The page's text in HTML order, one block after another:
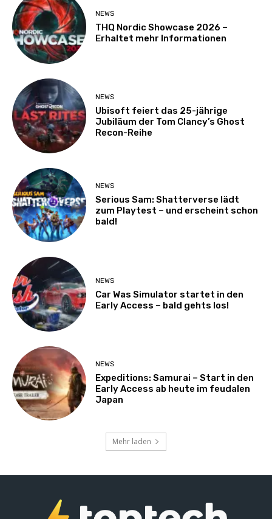
NEWS
THQ Nordic Showcase 2026 –
Erhaltet mehr Informationen
NEWS
Ubisoft feiert das 25-jährige
Jubiläum der Tom Clancy’s Ghost
Recon-Reihe
NEWS
Serious Sam: Shatterverse lädt
zum Playtest – und erscheint schon
bald!
NEWS
Car Was Simulator startet in den
Early Access – bald gehts los!
NEWS
Expeditions: Samurai – Start in den
Early Access ab heute im feudalen
Japan
Mehr laden